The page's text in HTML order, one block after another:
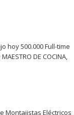
hoy 500.000 Full-time
DE COCINA,
Montajistas Eléctricos